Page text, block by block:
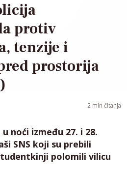
protiv
tenzije i
prostorija
2 min čitanja
noći između 27. i 28.
SNS koji su prebili
polomili vilicu